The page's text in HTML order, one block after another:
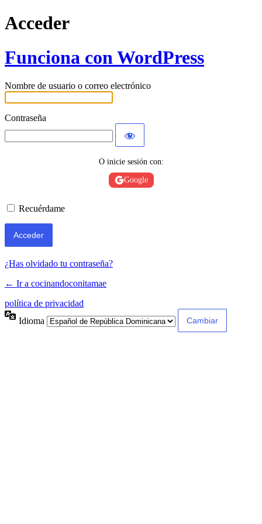
Acceder
Funciona con WordPress
Nombre de usuario o correo electrónico
Contraseña
O inicie sesión con:
Google
Recuérdame
¿Has olvidado tu contraseña?
← Ir a cocinandoconitamae
política de privacidad
Idioma